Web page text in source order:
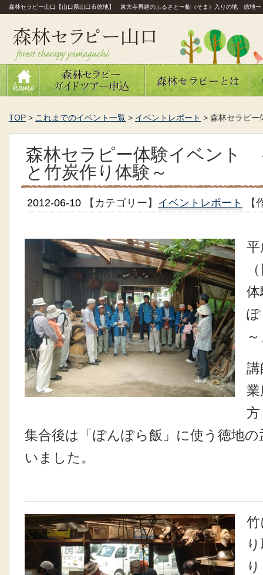
森林セラピー山口【山口県山口市徳地】 東大寺再建のふるさと〜杣（そま）入りの地 徳地〜
TOP > これまでのイベント一覧 > イベントレポート > 森林セラピ
森林セラピー体験イベント
と竹炭作り体験～
2012-06-10 【カテゴリー】 イベントレポート 【
集合後は「ぽんぽら飯」に使う徳地
いました。